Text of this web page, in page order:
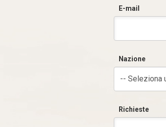
E-mail
Nazione
-- Seleziona
Richieste